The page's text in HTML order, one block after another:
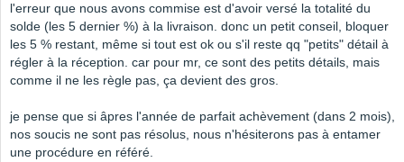
l'erreur que nous avons commise est d'avoir versé la totalité du
solde (les 5 dernier %) à la livraison. donc un petit conseil, bloquer
les 5 % restant, même si tout est ok ou s'il reste qq "petits" détail à
régler à la réception. car pour mr, ce sont des petits détails, mais
comme il ne les règle pas, ça devient des gros.
je pense que si âpres l'année de parfait achèvement (dans 2 mois),
nos soucis ne sont pas résolus, nous n'hésiterons pas à entamer
une procédure en référé.